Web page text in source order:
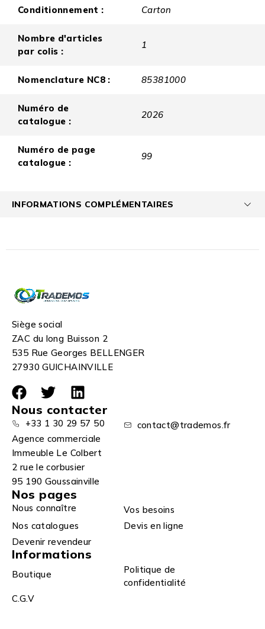
Conditionnement : Carton
Nombre d'articles
par colis :
1
Nomenclature NC8 : 85381000
Numéro de
catalogue :
2026
Numéro de page
catalogue :
99
INFORMATIONS COMPLÉMENTAIRES
Siège social
ZAC du long Buisson 2
535 Rue Georges BELLENGER
27930 GUICHAINVILLE
Nous contacter
+33 1 30 29 57 50
contact@trademos.fr
Agence commerciale
Immeuble Le Colbert
2 rue le corbusier
95 190 Goussainville
Nos pages
Nous connaître
Vos besoins
Nos catalogues
Devis en ligne
Devenir revendeur
Informations
Boutique
Politique de
confidentialité
C.G.V